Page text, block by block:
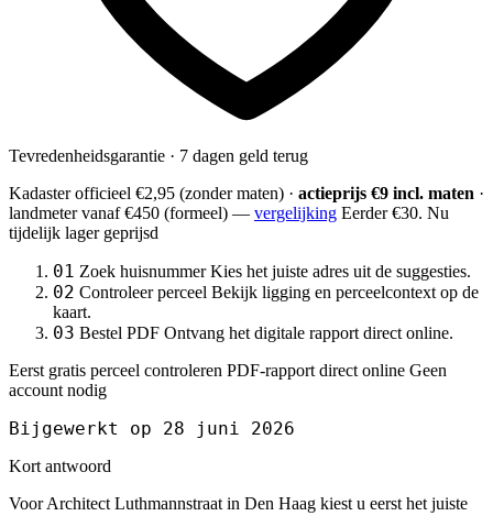
Tevredenheidsgarantie · 7 dagen geld terug
Kadaster officieel €2,95 (zonder maten) · actieprijs €9 incl. maten ·
landmetervanaf €450 (formeel) — vergelijking Eerder €30. Nu
tijdelijk lager geprijsd
01 Zoek huisnummer Kies het juiste adres uit de suggesties.
02 Controleer perceel Bekijk ligging en perceelcontext op de
kaart.
03 Bestel PDF Ontvang het digitale rapport direct online.
Eerst gratis perceel controleren PDF-rapport direct online Geen
account nodig
Bijgewerkt op 28 juni 2026
Kort antwoord
Voor Architect Luthmannstraat in Den Haag kiest u eerst het juiste